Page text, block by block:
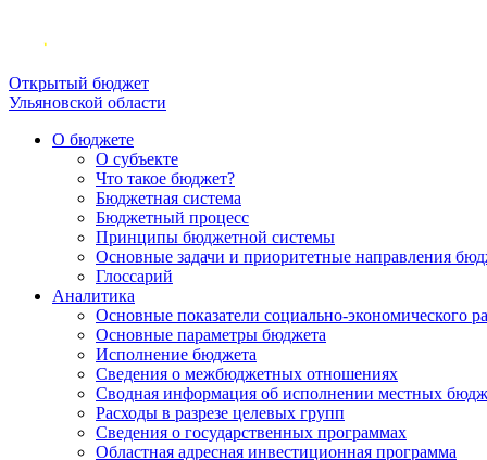
Открытый бюджет
Ульяновской области
О бюджете
О субъекте
Что такое бюджет?
Бюджетная система
Бюджетный процесс
Принципы бюджетной системы
Основные задачи и приоритетные направления
Глоссарий
Аналитика
Основные показатели социально-экономического
Основные параметры бюджета
Исполнение бюджета
Сведения о межбюджетных отношениях
Сводная информация об исполнении местных
Расходы в разрезе целевых групп
Сведения о государственных программах
Областная адресная инвестиционная программа